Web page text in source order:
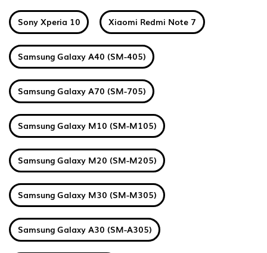
Sony Xperia 10 Xiaomi Redmi Note 7
Samsung Galaxy A40 (SM-405)
Samsung Galaxy A70 (SM-705)
Samsung Galaxy M10 (SM-M105)
Samsung Galaxy M20 (SM-M205)
Samsung Galaxy M30 (SM-M305)
Samsung Galaxy A30 (SM-A305)